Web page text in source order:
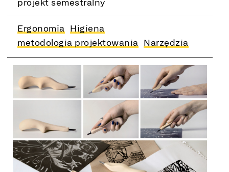
Ergonomia
Higiena
metodologia projektowania
Narzędzia